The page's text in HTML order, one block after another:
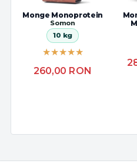
Monge Monoprotein
Somon
10 kg
260,00 RON